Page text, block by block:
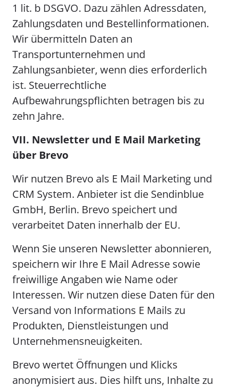
1 lit. b DSGVO. Dazu zählen Adressdaten,
Zahlungsdaten und Bestellinformationen.
Wir übermitteln Daten an
Transportunternehmen und
Zahlungsanbieter, wenn dies erforderlich
ist. Steuerrechtliche
Aufbewahrungspflichten betragen bis zu
zehn Jahre.
VII. Newsletter und E Mail Marketing
über Brevo
Wir nutzen Brevo als E Mail Marketing und
CRM System. Anbieter ist die Sendinblue
GmbH, Berlin. Brevo speichert und
verarbeitet Daten innerhalb der EU.
Wenn Sie unseren Newsletter abonnieren,
speichern wir Ihre E Mail Adresse sowie
freiwillige Angaben wie Name oder
Interessen. Wir nutzen diese Daten für den
Versand von Informations E Mails zu
Produkten, Dienstleistungen und
Unternehmensneuigkeiten.
Brevo wertet Öffnungen und Klicks
anonymisiert aus. Dies hilft uns, Inhalte zu